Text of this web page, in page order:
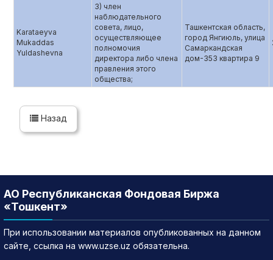
Karataeyva
Mukaddas
Yuldashevna
3) член
наблюдательного
совета, лицо,
осуществляющее
полномочия
директора либо члена
правления этого
общества;
Ташкентская область,
город Янгиюль, улица
Самаркандская
дом-353 квартира 9
Назад
АО Республиканская Фондовая Биржа
«Тошкент»
При использовании материалов опубликованных на данном
сайте, ссылка на www.uzse.uz обязательна.